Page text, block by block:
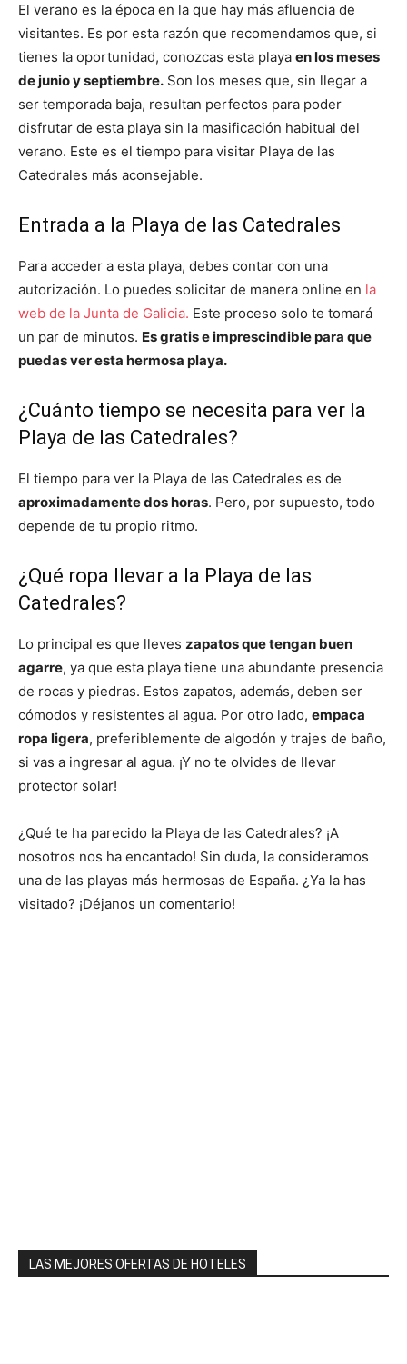
El verano es la época en la que hay más afluencia de
visitantes. Es por esta razón que recomendamos que, si
tienes la oportunidad, conozcas esta playa en los meses
de junio y septiembre. Son los meses que, sin llegar a
ser temporada baja, resultan perfectos para poder
disfrutar de esta playa sin la masificación habitual del
verano. Este es el tiempo para visitar Playa de las
Catedrales más aconsejable.
Entrada a la Playa de las Catedrales
Para acceder a esta playa, debes contar con una
autorización. Lo puedes solicitar de manera online en la
web de la Junta de Galicia. Este proceso solo te tomará
un par de minutos. Es gratis e imprescindible para que
puedas ver esta hermosa playa.
¿Cuánto tiempo se necesita para ver la
Playa de las Catedrales?
El tiempo para ver la Playa de las Catedrales es de
aproximadamente dos horas. Pero, por supuesto, todo
depende de tu propio ritmo.
¿Qué ropa llevar a la Playa de las
Catedrales?
Lo principal es que lleves zapatos que tengan buen
agarre, ya que esta playa tiene una abundante presencia
de rocas y piedras. Estos zapatos, además, deben ser
cómodos y resistentes al agua. Por otro lado, empaca
ropa ligera, preferiblemente de algodón y trajes de baño,
si vas a ingresar al agua. ¡Y no te olvides de llevar
protector solar!
¿Qué te ha parecido la Playa de las Catedrales? ¡A
nosotros nos ha encantado! Sin duda, la consideramos
una de las playas más hermosas de España. ¿Ya la has
visitado? ¡Déjanos un comentario!
LAS MEJORES OFERTAS DE HOTELES